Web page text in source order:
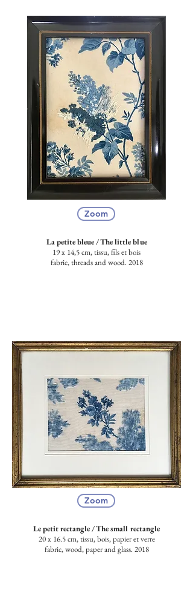
Zoom
La petite bleue /The little blue
19 x 14,5 cm, tissu, fils et bois
fabric, threads and wood. 2018
Zoom
Le petit rectangle /The small rectangle
20 x 16.5 cm, tissu, bois, papier et verre
fabric, wood, paper and glass. 2018